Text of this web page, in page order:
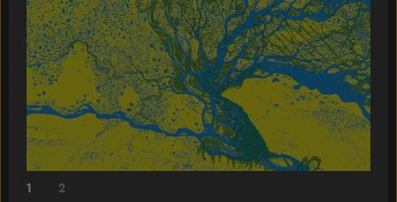
1 2